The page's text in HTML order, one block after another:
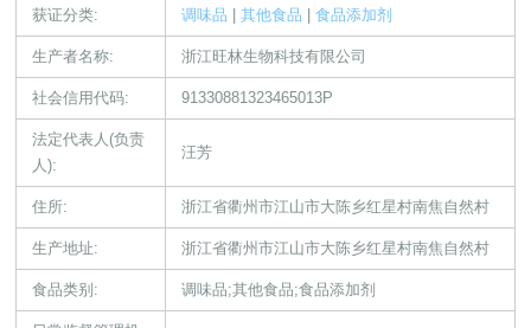
获证分类: 调味品 其他食品 食品添加剂
生产者名称: 浙江旺林生物科技有限公司
社会信用代码: 91330881323465013P
法定代表人(负责
人):
汪芳
住所: 浙江省衢州市江山市大陈乡红星村南焦自然村
生产地址: 浙江省衢州市江山市大陈乡红星村南焦自然村
食品类别: 调味品;其他食品;食品添加剂